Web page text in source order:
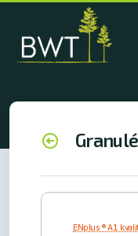
ENplus ® A1